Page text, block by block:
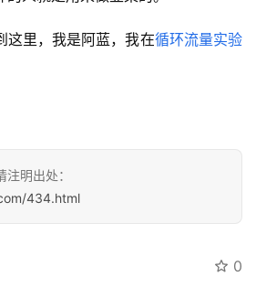
这里，我是阿蓝，我在循环流量实验
明出处：
434.html
0